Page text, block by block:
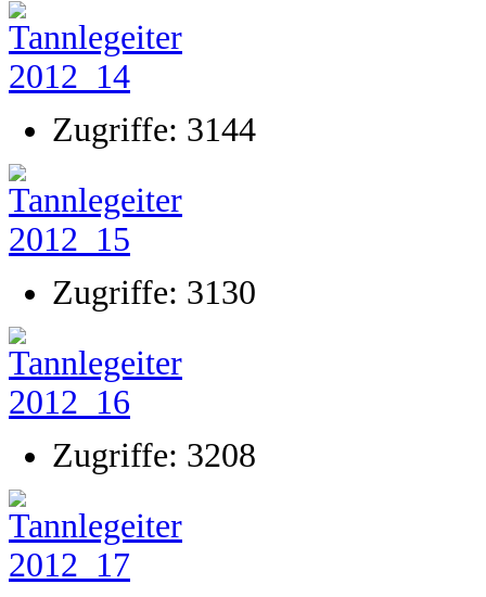
Zugriffe: 3144
Zugriffe: 3130
Zugriffe: 3208